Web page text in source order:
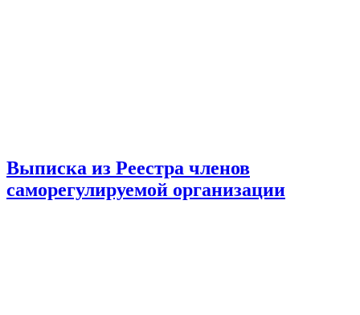
Выписка из Реестра членов
саморегулируемой организации